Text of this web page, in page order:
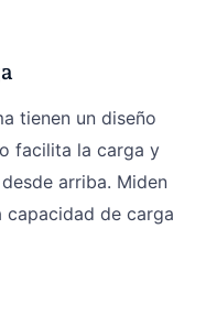
tienen un diseño
facilita la carga y
arriba. Miden
capacidad de carga